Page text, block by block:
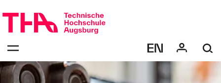
überspringen
zur
Navigation
"Maschinenbau
und
Verfahrenstechnik"
bestätigen
Öffnen
des
Menüs